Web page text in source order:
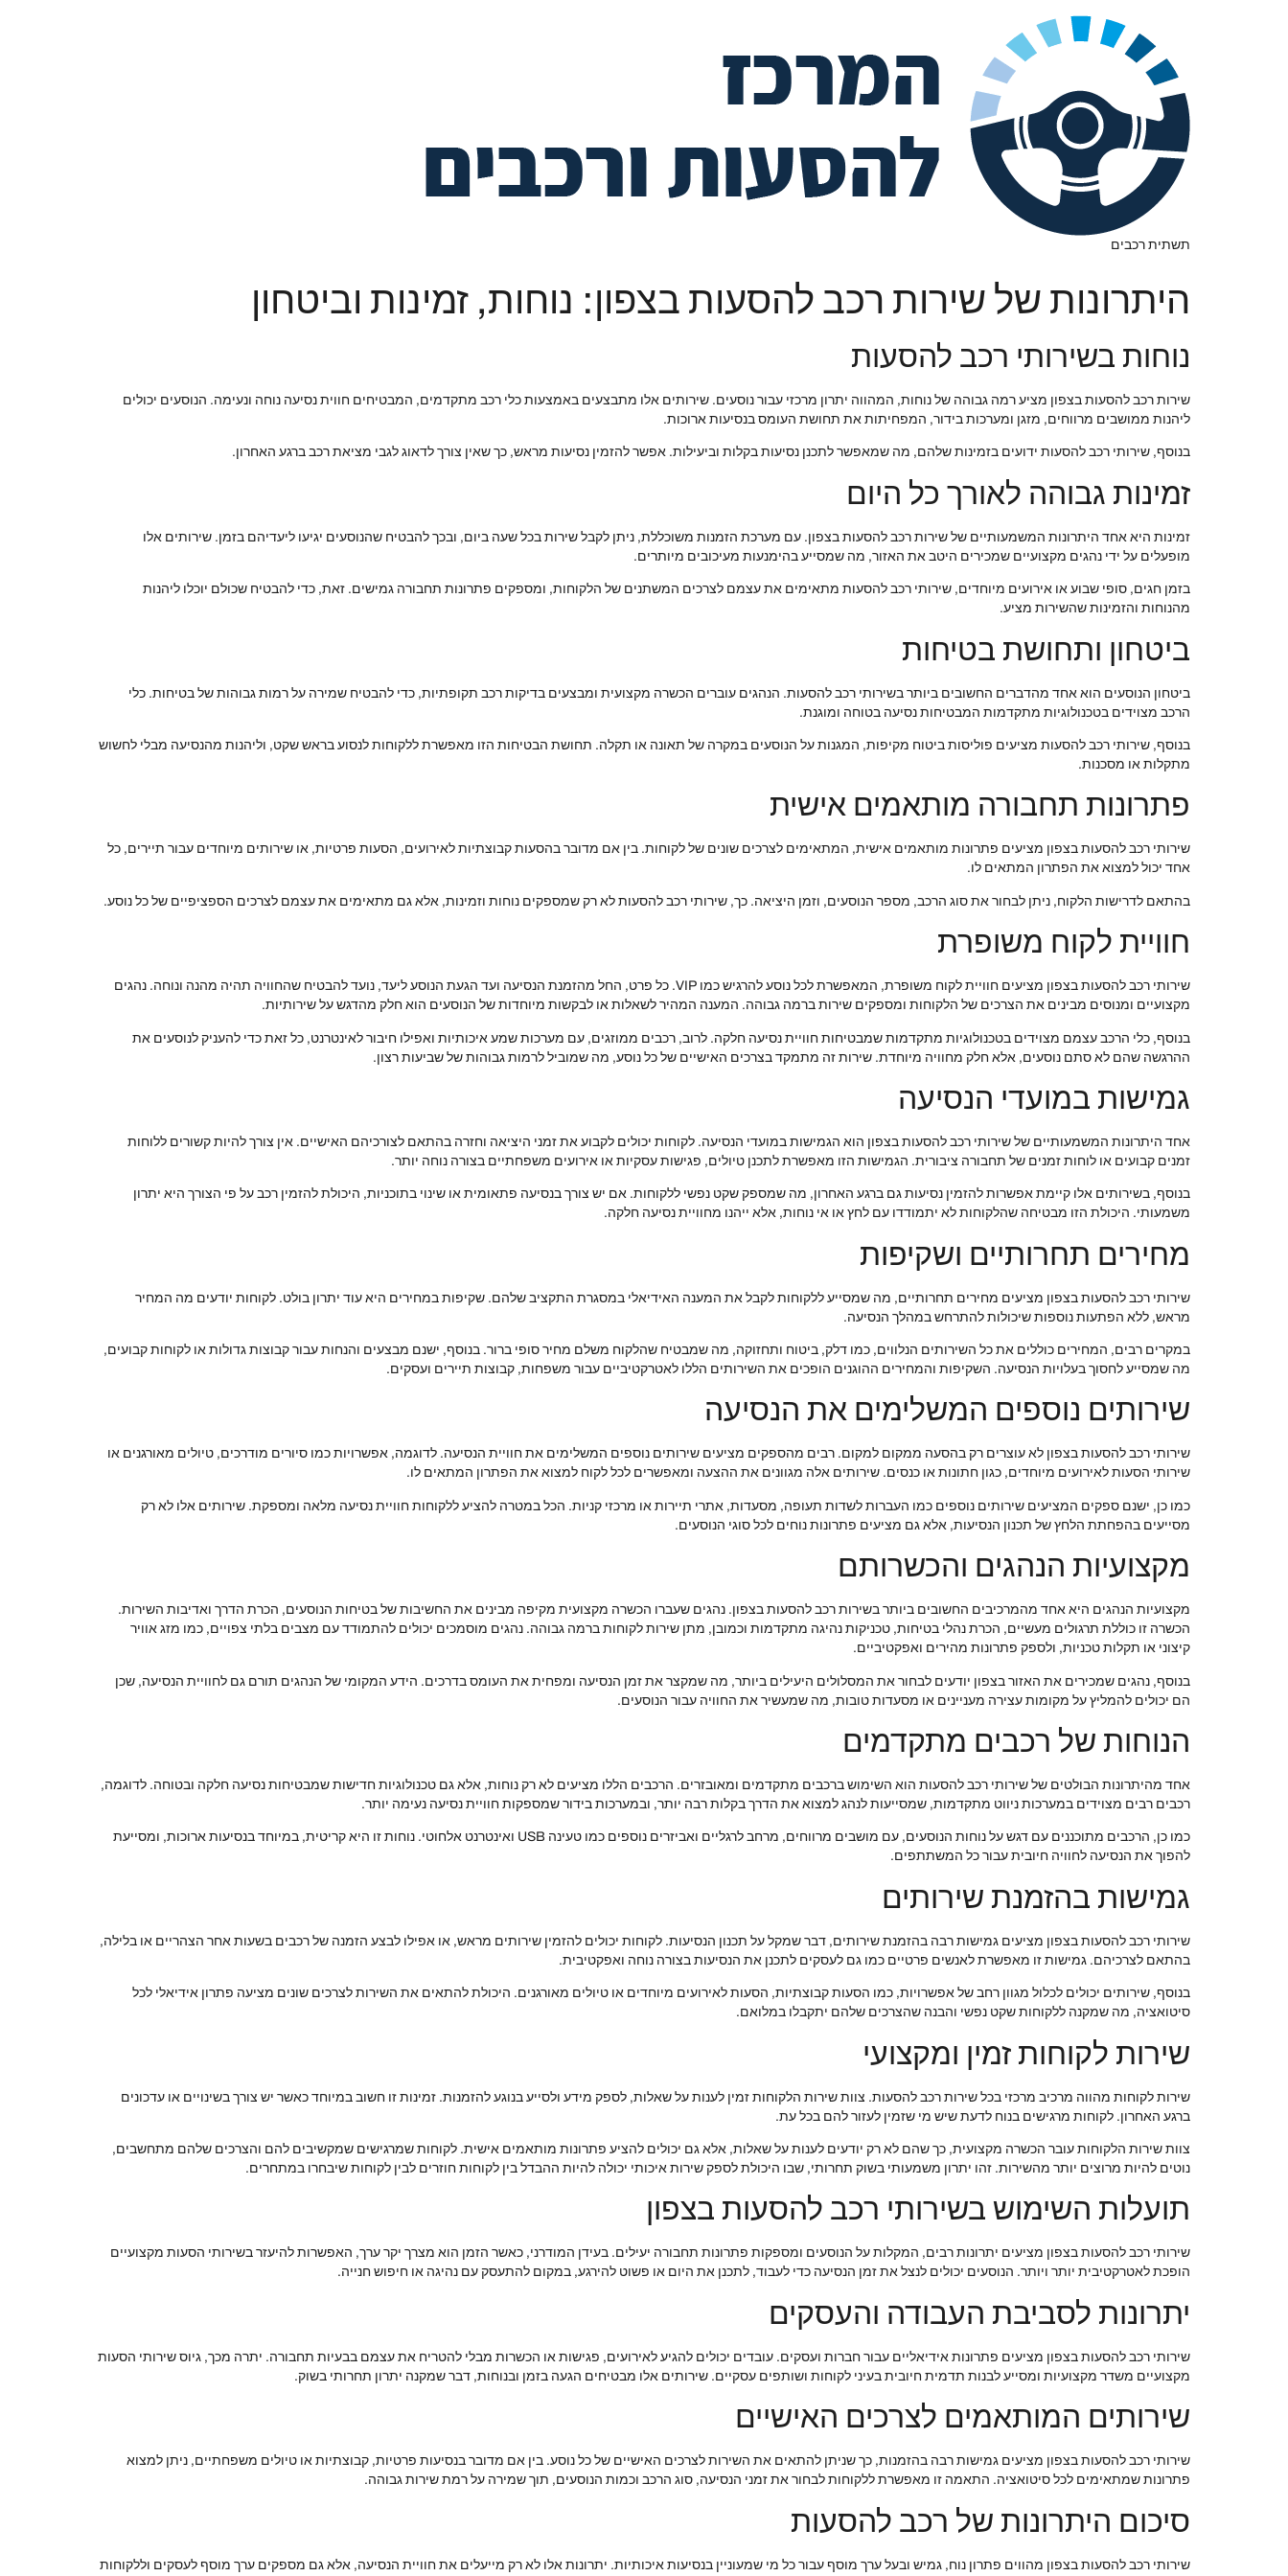
תשתית רכבים
היתרונות של שירות רכב להסעות בצפון: נוחות, זמינות וביטחון
נוחות בשירותי רכב להסעות
שירות רכב להסעות בצפון מציע רמה גבוהה של נוחות, המהווה יתרון מרכזי עבור נוסעים. שירותים אלו מתבצעים באמצעות כלי רכב מתקדמים, המבטיחים חווית נסיעה נוחה ונעימה. הנוסעים יכולים
ליהנות ממושבים מרווחים, מזגן ומערכות בידור, המפחיתות את תחושת העומס בנסיעות ארוכות.
בנוסף, שירותי רכב להסעות ידועים בזמינות שלהם, מה שמאפשר לתכנן נסיעות בקלות וביעילות. אפשר להזמין נסיעות מראש, כך שאין צורך לדאוג לגבי מציאת רכב ברגע האחרון.
זמינות גבוהה לאורך כל היום
זמינות היא אחד היתרונות המשמעותיים של שירות רכב להסעות בצפון. עם מערכת הזמנות משוכללת, ניתן לקבל שירות בכל שעה ביום, ובכך להבטיח שהנוסעים יגיעו ליעדיהם בזמן. שירותים אלו
מופעלים על ידי נהגים מקצועיים שמכירים היטב את האזור, מה שמסייע בהימנעות מעיכובים מיותרים.
בזמן חגים, סופי שבוע או אירועים מיוחדים, שירותי רכב להסעות מתאימים את עצמם לצרכים המשתנים של הלקוחות, ומספקים פתרונות תחבורה גמישים. זאת, כדי להבטיח שכולם יוכלו ליהנות
מהנוחות והזמינות שהשירות מציע.
ביטחון ותחושת בטיחות
ביטחון הנוסעים הוא אחד מהדברים החשובים ביותר בשירותי רכב להסעות. הנהגים עוברים הכשרה מקצועית ומבצעים בדיקות רכב תקופתיות, כדי להבטיח שמירה על רמות גבוהות של בטיחות. כלי
הרכב מצוידים בטכנולוגיות מתקדמות המבטיחות נסיעה בטוחה ומוגנת.
בנוסף, שירותי רכב להסעות מציעים פוליסות ביטוח מקיפות, המגנות על הנוסעים במקרה של תאונה או תקלה. תחושת הבטיחות הזו מאפשרת ללקוחות לנסוע בראש שקט, וליהנות מהנסיעה מבלי לחשוש
מתקלות או מסכנות.
פתרונות תחבורה מותאמים אישית
שירותי רכב להסעות בצפון מציעים פתרונות מותאמים אישית, המתאימים לצרכים שונים של לקוחות. בין אם מדובר בהסעות קבוצתיות לאירועים, הסעות פרטיות, או שירותים מיוחדים עבור תיירים, כל
אחד יכול למצוא את הפתרון המתאים לו.
בהתאם לדרישות הלקוח, ניתן לבחור את סוג הרכב, מספר הנוסעים, וזמן היציאה. כך, שירותי רכב להסעות לא רק שמספקים נוחות וזמינות, אלא גם מתאימים את עצמם לצרכים הספציפיים של כל נוסע.
חוויית לקוח משופרת
שירותי רכב להסעות בצפון מציעים חוויית לקוח משופרת, המאפשרת לכל נוסע להרגיש כמו VIP. כל פרט, החל מהזמנת הנסיעה ועד הגעת הנוסע ליעד, נועד להבטיח שהחוויה תהיה מהנה ונוחה. נהגים
מקצועיים ומנוסים מבינים את הצרכים של הלקוחות ומספקים שירות ברמה גבוהה. המענה המהיר לשאלות או לבקשות מיוחדות של הנוסעים הוא חלק מהדגש על שירותיות.
בנוסף, כלי הרכב עצמם מצוידים בטכנולוגיות מתקדמות שמבטיחות חוויית נסיעה חלקה. לרוב, רכבים ממוזגים, עם מערכות שמע איכותיות ואפילו חיבור לאינטרנט, כל זאת כדי להעניק לנוסעים את
ההרגשה שהם לא סתם נוסעים, אלא חלק מחוויה מיוחדת. שירות זה מתמקד בצרכים האישיים של כל נוסע, מה שמוביל לרמות גבוהות של שביעות רצון.
גמישות במועדי הנסיעה
אחד היתרונות המשמעותיים של שירותי רכב להסעות בצפון הוא הגמישות במועדי הנסיעה. לקוחות יכולים לקבוע את זמני היציאה וחזרה בהתאם לצורכיהם האישיים. אין צורך להיות קשורים ללוחות
זמנים קבועים או לוחות זמנים של תחבורה ציבורית. הגמישות הזו מאפשרת לתכנן טיולים, פגישות עסקיות או אירועים משפחתיים בצורה נוחה יותר.
בנוסף, בשירותים אלו קיימת אפשרות להזמין נסיעות גם ברגע האחרון, מה שמספק שקט נפשי ללקוחות. אם יש צורך בנסיעה פתאומית או שינוי בתוכניות, היכולת להזמין רכב על פי הצורך היא יתרון
משמעותי. היכולת הזו מבטיחה שהלקוחות לא יתמודדו עם לחץ או אי נוחות, אלא ייהנו מחוויית נסיעה חלקה.
מחירים תחרותיים ושקיפות
שירותי רכב להסעות בצפון מציעים מחירים תחרותיים, מה שמסייע ללקוחות לקבל את המענה האידיאלי במסגרת התקציב שלהם. שקיפות במחירים היא עוד יתרון בולט. לקוחות יודעים מה המחיר
מראש, ללא הפתעות נוספות שיכולות להתרחש במהלך הנסיעה.
במקרים רבים, המחירים כוללים את כל השירותים הנלווים, כמו דלק, ביטוח ותחזוקה, מה שמבטיח שהלקוח משלם מחיר סופי ברור. בנוסף, ישנם מבצעים והנחות עבור קבוצות גדולות או לקוחות קבועים,
מה שמסייע לחסוך בעלויות הנסיעה. השקיפות והמחירים ההוגנים הופכים את השירותים הללו לאטרקטיביים עבור משפחות, קבוצות תיירים ועסקים.
שירותים נוספים המשלימים את הנסיעה
שירותי רכב להסעות בצפון לא עוצרים רק בהסעה ממקום למקום. רבים מהספקים מציעים שירותים נוספים המשלימים את חוויית הנסיעה. לדוגמה, אפשרויות כמו סיורים מודרכים, טיולים מאורגנים או
שירותי הסעות לאירועים מיוחדים, כגון חתונות או כנסים. שירותים אלה מגוונים את ההצעה ומאפשרים לכל לקוח למצוא את הפתרון המתאים לו.
כמו כן, ישנם ספקים המציעים שירותים נוספים כמו העברות לשדות תעופה, מסעדות, אתרי תיירות או מרכזי קניות. הכל במטרה להציע ללקוחות חוויית נסיעה מלאה ומספקת. שירותים אלו לא רק
מסייעים בהפחתת הלחץ של תכנון הנסיעות, אלא גם מציעים פתרונות נוחים לכל סוגי הנוסעים.
מקצועיות הנהגים והכשרותם
מקצועיות הנהגים היא אחד מהמרכיבים החשובים ביותר בשירות רכב להסעות בצפון. נהגים שעברו הכשרה מקצועית מקיפה מבינים את החשיבות של בטיחות הנוסעים, הכרת הדרך ואדיבות השירות.
הכשרה זו כוללת תרגולים מעשיים, הכרת נהלי בטיחות, טכניקות נהיגה מתקדמות וכמובן, מתן שירות לקוחות ברמה גבוהה. נהגים מוסמכים יכולים להתמודד עם מצבים בלתי צפויים, כמו מזג אוויר
קיצוני או תקלות טכניות, ולספק פתרונות מהירים ואפקטיביים.
בנוסף, נהגים שמכירים את האזור בצפון יודעים לבחור את המסלולים היעילים ביותר, מה שמקצר את זמן הנסיעה ומפחית את העומס בדרכים. הידע המקומי של הנהגים תורם גם לחוויית הנסיעה, שכן
הם יכולים להמליץ על מקומות עצירה מעניינים או מסעדות טובות, מה שמעשיר את החוויה עבור הנוסעים.
הנוחות של רכבים מתקדמים
אחד מהיתרונות הבולטים של שירותי רכב להסעות הוא השימוש ברכבים מתקדמים ומאובזרים. הרכבים הללו מציעים לא רק נוחות, אלא גם טכנולוגיות חדישות שמבטיחות נסיעה חלקה ובטוחה. לדוגמה,
רכבים רבים מצוידים במערכות ניווט מתקדמות, שמסייעות לנהג למצוא את הדרך בקלות רבה יותר, ובמערכות בידור שמספקות חוויית נסיעה נעימה יותר.
כמו כן, הרכבים מתוכננים עם דגש על נוחות הנוסעים, עם מושבים מרווחים, מרחב לרגליים ואביזרים נוספים כמו טעינה USB ואינטרנט אלחוטי. נוחות זו היא קריטית, במיוחד בנסיעות ארוכות, ומסייעת
להפוך את הנסיעה לחוויה חיובית עבור כל המשתתפים.
גמישות בהזמנת שירותים
שירותי רכב להסעות בצפון מציעים גמישות רבה בהזמנת שירותים, דבר שמקל על תכנון הנסיעות. לקוחות יכולים להזמין שירותים מראש, או אפילו לבצע הזמנה של רכבים בשעות אחר הצהריים או בלילה,
בהתאם לצרכיהם. גמישות זו מאפשרת לאנשים פרטיים כמו גם לעסקים לתכנן את הנסיעות בצורה נוחה ואפקטיבית.
בנוסף, שירותים יכולים לכלול מגוון רחב של אפשרויות, כמו הסעות קבוצתיות, הסעות לאירועים מיוחדים או טיולים מאורגנים. היכולת להתאים את השירות לצרכים שונים מציעה פתרון אידיאלי לכל
סיטואציה, מה שמקנה ללקוחות שקט נפשי והבנה שהצרכים שלהם יתקבלו במלואם.
שירות לקוחות זמין ומקצועי
שירות לקוחות מהווה מרכיב מרכזי בכל שירות רכב להסעות. צוות שירות הלקוחות זמין לענות על שאלות, לספק מידע ולסייע בנוגע להזמנות. זמינות זו חשוב במיוחד כאשר יש צורך בשינויים או עדכונים
ברגע האחרון. לקוחות מרגישים בנוח לדעת שיש מי שזמין לעזור להם בכל עת.
צוות שירות הלקוחות עובר הכשרה מקצועית, כך שהם לא רק יודעים לענות על שאלות, אלא גם יכולים להציע פתרונות מותאמים אישית. לקוחות שמרגישים שמקשיבים להם והצרכים שלהם מתחשבים,
נוטים להיות מרוצים יותר מהשירות. זהו יתרון משמעותי בשוק תחרותי, שבו היכולת לספק שירות איכותי יכולה להיות ההבדל בין לקוחות חוזרים לבין לקוחות שיבחרו במתחרים.
תועלות השימוש בשירותי רכב להסעות בצפון
שירותי רכב להסעות בצפון מציעים יתרונות רבים, המקלות על הנוסעים ומספקות פתרונות תחבורה יעילים. בעידן המודרני, כאשר הזמן הוא מצרך יקר ערך, האפשרות להיעזר בשירותי הסעות מקצועיים
הופכת לאטרקטיבית יותר ויותר. הנוסעים יכולים לנצל את זמן הנסיעה כדי לעבוד, לתכנן את היום או פשוט להירגע, במקום להתעסק עם נהיגה או חיפוש חנייה.
יתרונות לסביבת העבודה והעסקים
שירותי רכב להסעות בצפון מציעים פתרונות אידיאליים עבור חברות ועסקים. עובדים יכולים להגיע לאירועים, פגישות או הכשרות מבלי להטריח את עצמם בבעיות תחבורה. יתרה מכך, גיוס שירותי הסעות
מקצועיים משדר מקצועיות ומסייע לבנות תדמית חיובית בעיני לקוחות ושותפים עסקיים. שירותים אלו מבטיחים הגעה בזמן ובנוחות, דבר שמקנה יתרון תחרותי בשוק.
שירותים המותאמים לצרכים האישיים
שירותי רכב להסעות בצפון מציעים גמישות רבה בהזמנות, כך שניתן להתאים את השירות לצרכים האישיים של כל נוסע. בין אם מדובר בנסיעות פרטיות, קבוצתיות או טיולים משפחתיים, ניתן למצוא
פתרונות שמתאימים לכל סיטואציה. התאמה זו מאפשרת ללקוחות לבחור את זמני הנסיעה, סוג הרכב וכמות הנוסעים, תוך שמירה על רמת שירות גבוהה.
סיכום היתרונות של רכב להסעות
שירותי רכב להסעות בצפון מהווים פתרון נוח, גמיש ובעל ערך מוסף עבור כל מי שמעוניין בנסיעות איכותיות. יתרונות אלו לא רק מייעלים את חוויית הנסיעה, אלא גם מספקים ערך מוסף לעסקים וללקוחות